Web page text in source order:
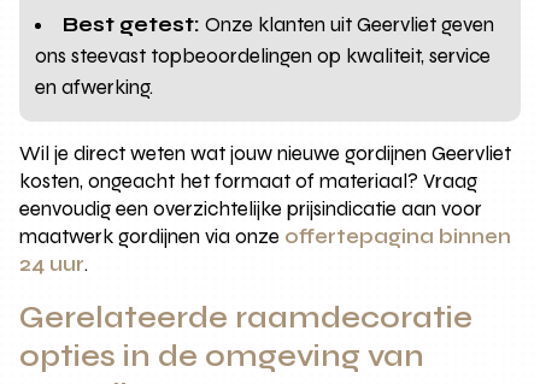
Best getest: Onze klanten uit Geervliet geven
ons steevast topbeoordelingen op kwaliteit, service
en afwerking.
Wil je direct weten wat jouw nieuwe gordijnen Geervliet
kosten, ongeacht het formaat of materiaal? Vraag
eenvoudig een overzichtelijke prijsindicatie aan voor
maatwerk gordijnen via onze offertepagina binnen
24 uur.
Gerelateerde raamdecoratie
opties in de omgeving van